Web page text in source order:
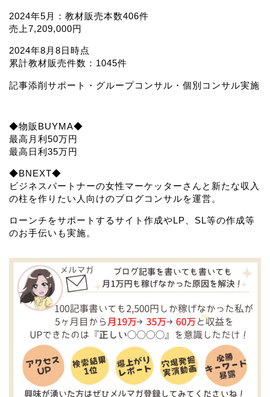
2024年5月：教材販売本数406件
売上7,209,000円
2024年8月8日時点
累計教材販売件数：1045件
記事添削サポート・グループコンサル・個別コンサル実施
◆物販BUYMA◆
最高月利50万円
最高日利35万円
◆BNEXT◆
ビジネスパートナーの女性マーケッターさんと新たな収入
の柱を作りたい人向けのブログコンサルを運営。
ローンチをサポートするサイト作成やLP、SL等の作成等
のお手伝いも実施。